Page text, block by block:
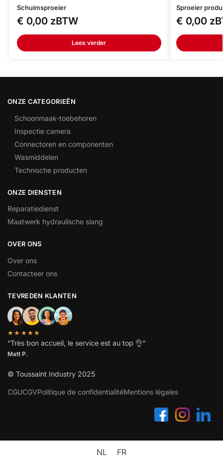
Schuimsproeier
€ 0,00 zBTW
Lees verder
Sproeier
€ 0,00
ONZE CATEGORIEËN
Schoonmaak-toebehoren
Inspectie camera
Connectoren en componenten
Wasmiddelen
Technische producten
ONZE DIENSTEN
Reparatiedienst
Maatwerk hydraulische slang
OVER ONS
Over ons
Contacteer ons
TEVREDEN KLANTEN
★★★★★
“Très bon accueil, le service est au top 👌”
Matt P.
© Toussaint Industry 2025
CGUCGVPolitique de confidentialitéMentions légales
NL FR